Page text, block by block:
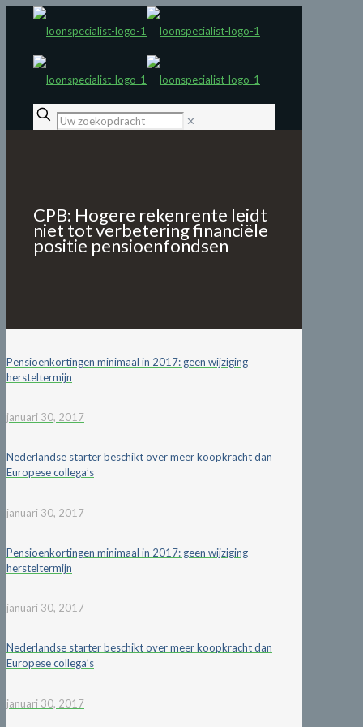
✕
CPB: Hogere rekenrente leidt
niet tot verbetering financiële
positie pensioenfondsen
Pensioenkortingen minimaal in 2017: geen wijziging
hersteltermijn
januari 30, 2017
Nederlandse starter beschikt over meer koopkracht dan
Europese collega’s
januari 30, 2017
Pensioenkortingen minimaal in 2017: geen wijziging
hersteltermijn
januari 30, 2017
Nederlandse starter beschikt over meer koopkracht dan
Europese collega’s
januari 30, 2017